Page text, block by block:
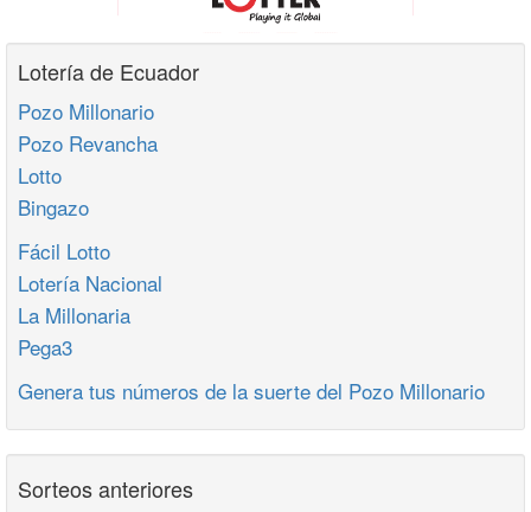
Lotería de Ecuador
Pozo Millonario
Pozo Revancha
Lotto
Bingazo
Fácil Lotto
Lotería Nacional
La Millonaria
Pega3
Genera tus números de la suerte del Pozo Millonario
Sorteos anteriores